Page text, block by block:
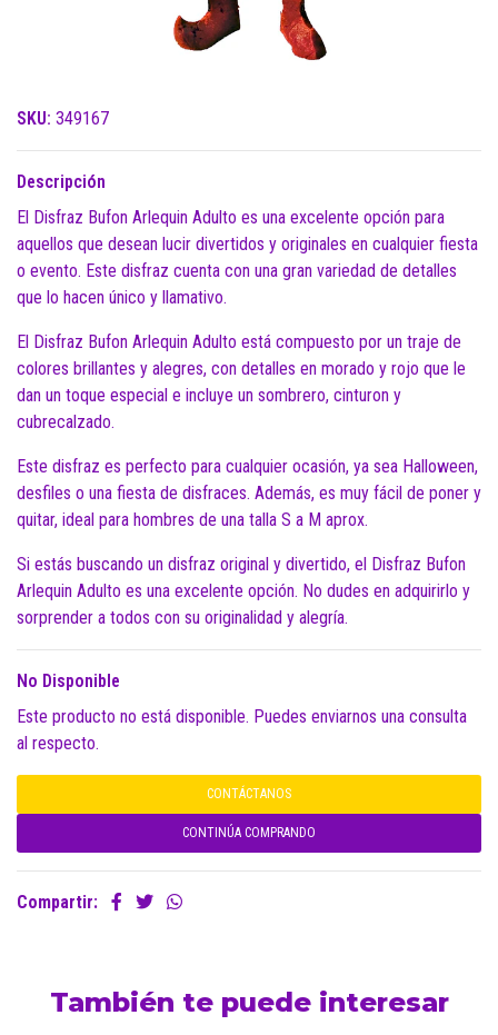
SKU: 349167
Descripción
El Disfraz Bufon Arlequin Adulto es una excelente opción para
aquellos que desean lucir divertidos y originales en cualquier fiesta
o evento. Este disfraz cuenta con una gran variedad de detalles
que lo hacen único y llamativo.
El Disfraz Bufon Arlequin Adulto está compuesto por un traje de
colores brillantes y alegres, con detalles en morado y rojo que le
dan un toque especial e incluye un sombrero, cinturon y
cubrecalzado.
Este disfraz es perfecto para cualquier ocasión, ya sea Halloween,
desfiles o una fiesta de disfraces. Además, es muy fácil de poner y
quitar, ideal para hombres de una talla S a M aprox.
Si estás buscando un disfraz original y divertido, el Disfraz Bufon
Arlequin Adulto es una excelente opción. No dudes en adquirirlo y
sorprender a todos con su originalidad y alegría.
No Disponible
Este producto no está disponible. Puedes enviarnos una consulta
al respecto.
CONTÁCTANOS
CONTINÚA COMPRANDO
Compartir:
También te puede interesar